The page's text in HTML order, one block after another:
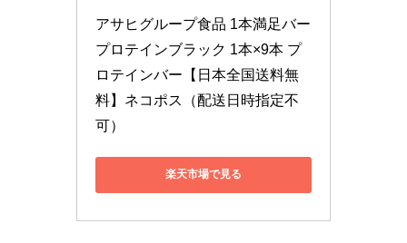
アサヒグループ食品 1本満足バー
プロテインブラック 1本×9本 プ
ロテインバー【日本全国送料無
料】ネコポス（配送日時指定不
可）
楽天市場で見る